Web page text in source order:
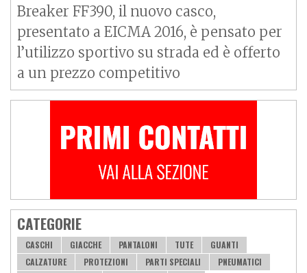
Breaker FF390, il nuovo casco,
presentato a EICMA 2016, è pensato per
l’utilizzo sportivo su strada ed è offerto
a un prezzo competitivo
CATEGORIE
CASCHI GIACCHE PANTALONI TUTE
GUANTI
CALZATURE
PROTEZIONI PARTI SPECIALI
PNEUMATICI